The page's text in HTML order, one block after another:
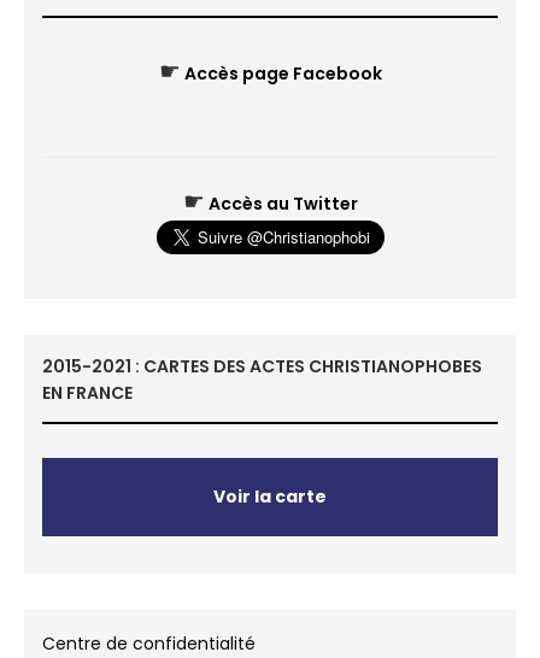
☛ Accès page Facebook
☛ Accès au Twitter
2015-2021 : CARTES DES ACTES CHRISTIANOPHOBES
EN FRANCE
Voir la carte
Centre de confidentialité